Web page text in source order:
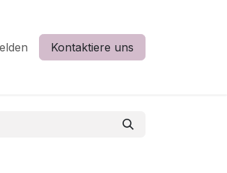
Kontaktiere uns